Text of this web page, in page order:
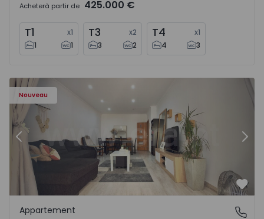
Acheterà partir de 425.000 €
T1 x1
1
1
T3 x2
3
2
T4 x1
4
3
Nouveau
Appartement T2 Moita, Alhos Vedros - 1572464 - 1
Précédent
Alhos Vedros, Moita
Appartement